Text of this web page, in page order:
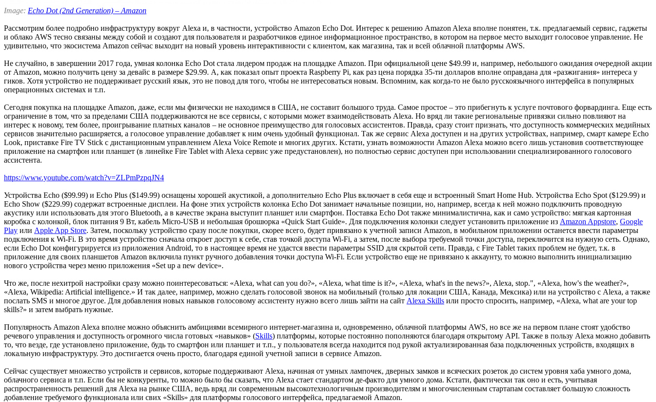
Image: Echo Dot (2nd Generation) – Amazon
Рассмотрим более подробно инфраструктуру вокруг Alexa и, в частности, устройство Amazon Echo Dot. Интерес к решению Amazon Alexa вполне понятен, т.к. предлагаемый сервис, гаджеты
и облако AWS тесно связаны между собой и создают для пользователя и разработчиков единое информационное пространство, в котором на первое место выходит голосовое управление. Не
удивительно, что экосистема Amazon сейчас выходит на новый уровень интерактивности с клиентом, как магазина, так и всей облачной платформы AWS.
Не случайно, в завершении 2017 года, умная колонка Echo Dot стала лидером продаж на площадке Amazon. При официальной цене $49.99 и, например, небольшого ожидания очередной акции
от Amazon, можно получить цену за девайс в размере $29.99. А, как показал опыт проекта Raspberry Pi, как раз цена порядка 35-ти долларов вполне оправдана для «разжигания» интереса у
гиков. Хотя устройство не поддерживает русский язык, это не повод для того, чтобы не интересоваться новым. Вспомним, как когда-то не было русскоязычного интерфейса в популярных
операционных системах и т.п.
Сегодня покупка на площадке Amazon, даже, если мы физически не находимся в США, не составит большого труда. Самое простое – это прибегнуть к услуге почтового форвардинга. Еще есть
ограничение в том, что за пределами США поддерживаются не все сервисы, с которыми может взаимодействовать Alexa. Но вряд ли такие региональные привязки сильно повлияют на
интерес к новому, тем более, проигрывание платных каналов – не основное преимущество для голосовых ассистентов. Правда, сразу стоит признать, что доступность коммерческих медийных
сервисов значительно расширяется, а голосовое управление добавляет к ним очень удобный функционал. Так же сервис Alexa доступен и на других устройствах, например, смарт камере Echo
Look, приставке Fire TV Stick с дистанционным управлением Alexa Voice Remote и многих других. Кстати, узнать возможности Amazon Alexa можно всего лишь установив соответствующее
приложение на смартфон или планшет (в линейке Fire Tablet with Alexa сервис уже предустановлен), но полностью сервис доступен при использовании специализированного голосового
ассистента.
https://www.youtube.com/watch?v=ZLPmPzpqJN4
Устройства Echo ($99.99) и Echo Plus ($149.99) оснащены хорошей акустикой, а дополнительно Echo Plus включает в себя еще и встроенный Smart Home Hub. Устройства Echo Spot ($129.99) и
Echo Show ($229.99) содержат встроенные дисплеи. На фоне этих устройств колонка Echo Dot занимает начальные позиции, но, например, всегда к ней можно подключить проводную
акустику или использовать для этого Bluetooth, а в качестве экрана выступит планшет или смартфон. Поставка Echo Dot также минималистична, как и само устройство: мягкая картонная
коробка с колонкой, блок питания 9 Вт, кабель Micro-USB и небольшая брошюрка «Quick Start Guide». Для подключения колонки следует установить приложение из Amazon Appstore, Google
Play или Apple App Store. Затем, поскольку устройство сразу после покупки, скорее всего, будет привязано к учетной записи Amazon, в мобильном приложении останется ввести параметры
подключения к Wi-Fi. В это время устройство сначала откроет доступ к себе, став точкой доступа Wi-Fi, а затем, после выбора требуемой точки доступа, переключится на нужную сеть. Однако,
если Echo Dot конфигурируется из приложения Android, то в настоящее время не удастся ввести параметры SSID для скрытой сети. Правда, с Fire Tablet таких проблем не будет, т.к. в
приложение для своих планшетов Amazon включила пункт ручного добавления точки доступа Wi-Fi. Если устройство еще не привязано к аккаунту, то можно выполнить инициализацию
нового устройства через меню приложения «Set up a new device».
Что же, после нехитрой настройки сразу можно поинтересоваться: «Alexa, what can you do?», «Alexa, what time is it?», «Alexa, what's in the news?», Alexa, stop.", «Alexa, how's the weather?»,
«Alexa, Wikipedia: Artificial intelligence.» И так далее, например, можно сделать голосовой звонок на мобильный (только для локации США, Канада, Мексика) или на устройство с Alexa, а также
послать SMS и многое другое. Для добавления новых навыков голосовому ассистенту нужно всего лишь зайти на сайт Alexa Skills или просто спросить, например, «Alexa, what are your top
skills?» и затем выбрать нужные.
Популярность Amazon Alexa вполне можно объяснить амбициями всемирного интернет-магазина и, одновременно, облачной платформы AWS, но все же на первом плане стоят удобство
речевого управления и доступность огромного числа готовых «навыков» (Skills) платформы, которые постоянно пополняются благодаря открытому API. Также в пользу Alexa можно добавить
то, что везде, где установлено приложение, будь то смартфон или планшет и т.п., у пользователя всегда находится под рукой актуализированная база подключенных устройств, входящих в
локальную инфраструктуру. Это достигается очень просто, благодаря единой учетной записи в сервисе Amazon.
Сейчас существует множество устройств и сервисов, которые поддерживают Alexa, начиная от умных лампочек, дверных замков и всяческих розеток до систем уровня хаба умного дома,
облачного сервиса и т.п. Если бы не конкуренты, то можно было бы сказать, что Alexa стает стандартом де-факто для умного дома. Кстати, фактически так оно и есть, учитывая
распространенность решений для Alexa на рынке США, ведь вряд ли современным высокотехнологичным производителям и многочисленным стартапам составляет большую сложность
добавление требуемого функционала или свих «Skills» для платформы голосового интерфейса, предлагаемой Amazon.